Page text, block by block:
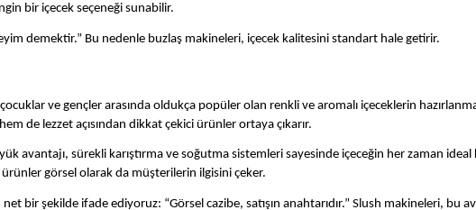
bir içecek seçeneği sunabilir.
demektir.” Bu nedenle buzlaş makineleri, içecek kalitesini standart hale getirir.
ve gençler arasında oldukça popüler olan renkli ve aromalı içeceklerin
de lezzet açısından dikkat çekici ürünler ortaya çıkarır.
avantajı, sürekli karıştırma ve soğutma sistemleri sayesinde içeceğin her zaman ideal
görsel olarak da müşterilerin ilgisini çeker.
bir şekilde ifade ediyoruz: “Görsel cazibe, satışın anahtarıdır.” Slush makineleri, bu